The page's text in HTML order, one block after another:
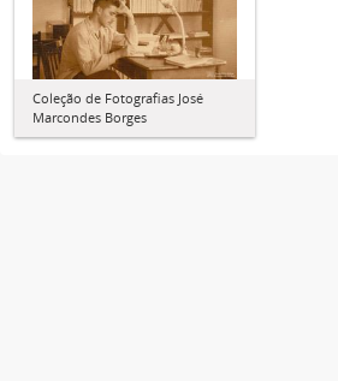
Coleção de Fotografias José
Marcondes Borges